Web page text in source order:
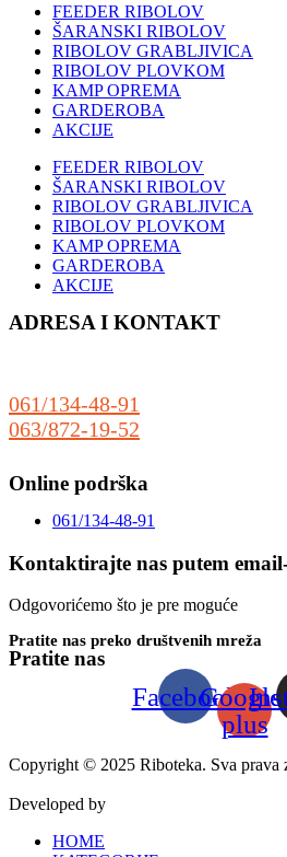
FEEDER RIBOLOV
ŠARANSKI RIBOLOV
RIBOLOV GRABLJIVICA
RIBOLOV PLOVKOM
KAMP OPREMA
GARDEROBA
AKCIJE
FEEDER RIBOLOV
ŠARANSKI RIBOLOV
RIBOLOV GRABLJIVICA
RIBOLOV PLOVKOM
KAMP OPREMA
GARDEROBA
AKCIJE
ADRESA I KONTAKT
061/134-48-91
063/872-19-52
Online podrška
061/134-48-91
Kontaktirajte nas putem
Odgovorićemo što je pre moguće
Pratite nas preko društvenih mreža
Pratite nas
Facebook
plus
Copyright © 2025 Riboteka. Sva prava
Developed by
HOME